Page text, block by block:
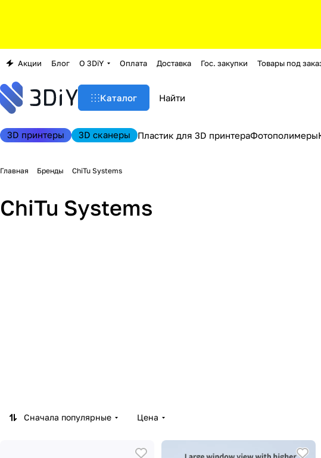
Акции Блог О 3DiY Оплата Доставка Гос. закупки Товары под
Каталог
3D принтеры 3D сканеры Пластик для 3D принтераФотополимеры
Главная Бренды ChiTu Systems
ChiTu Systems
Сначала популярные Цена